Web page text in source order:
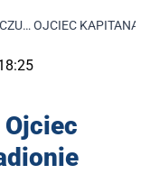
OJCIEC KAPITANA